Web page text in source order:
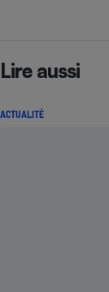
Lire aussi
ACTUALITÉ